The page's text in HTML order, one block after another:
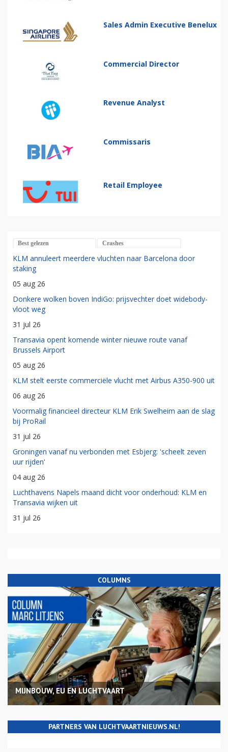
Sales Admin Executive Benelux
Commercial Director
Revenue Analyst
Commissaris
Retail Employee
Best gelezen Crashes
KLM annuleert meerdere vluchten naar Barcelona door
staking
05 aug 26
Donkere wolken boven IndiGo: prijsvechter doet widebody-
vloot weg
31 jul 26
Transavia opent komende winter nieuwe route vanaf
Brussels Airport
05 aug 26
KLM stelt eerste commerciële vlucht met Airbus A350-900 uit
06 aug 26
Voormalig financieel directeur KLM Erik Swelheim aan de slag
bij ProRail
31 jul 26
Groningen vanaf nu verbonden met Esbjerg: 'scheelt zeven
uur rijden'
04 aug 26
Luchthavens Napels maand dicht voor onderhoud: KLM en
Transavia wijken uit
31 jul 26
COLUMNS
MIJNBOUW, EU EN LUCHTVAART
PARTNERS VAN LUCHTVAARTNIEUWS.NL!